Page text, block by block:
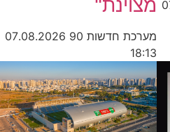
מצוינת"
מערכת חדשות 90
07.08.2026
18:13